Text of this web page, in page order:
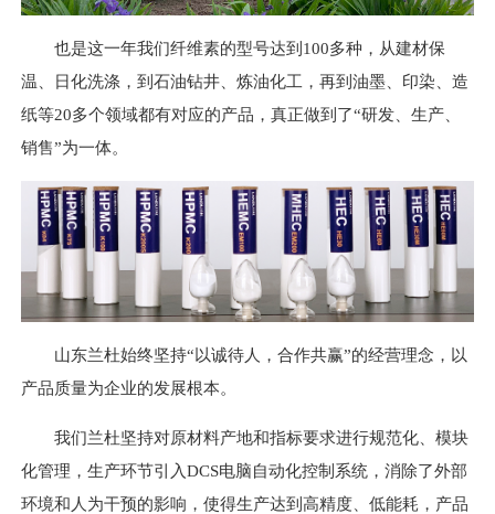
也是这一年我们纤维素的型号达到100多种，从建材保
温、日化洗涤，到石油钻井、炼油化工，再到油墨、印染、造
纸等20多个领域都有对应的产品，真正做到了“研发、生产、
销售”为一体。
山东兰杜始终坚持“以诚待人，合作共赢”的经营理念，以
产品质量为企业的发展根本。
我们兰杜坚持对原材料产地和指标要求进行规范化、模块
化管理，生产环节引入DCS电脑自动化控制系统，消除了外部
环境和人为干预的影响，使得生产达到高精度、低能耗，产品